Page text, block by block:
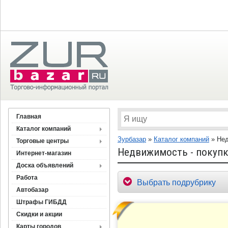
Главная
Каталог компаний
Торговые центры
Интернет-магазин
Доска объявлений
Работа
Автобазар
Штрафы ГИБДД
Скидки и акции
Карты городов
Зурбазар » Каталог компаний »
Недвижимость -
Выбрать подрубрику